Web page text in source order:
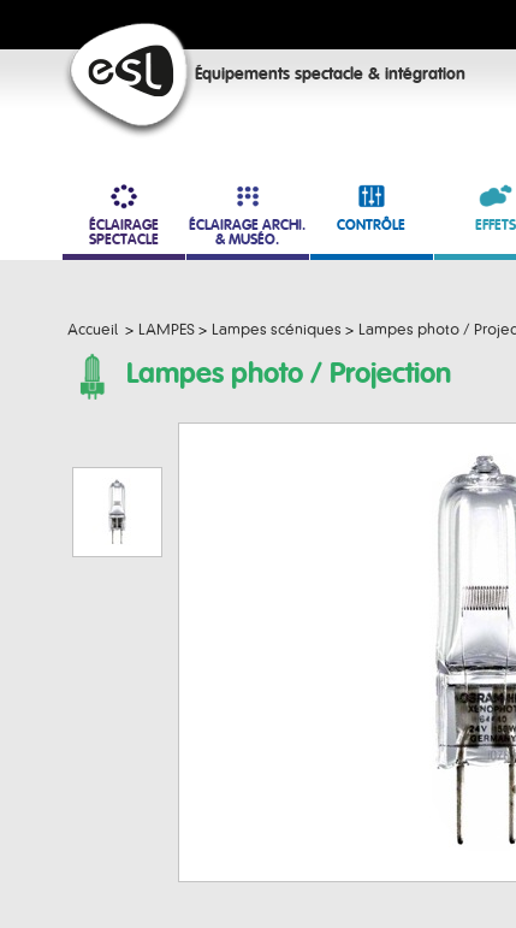
Équipements spectacle & intégration
ÉCLAIRAGE
SPECTACLE
ÉCLAIRAGE ARCHI.
& MUSÉO.
CONTRÔLE EFFETS
Accueil > LAMPES > Lampes scéniques > Lampes photo /
Lampes photo / Projection